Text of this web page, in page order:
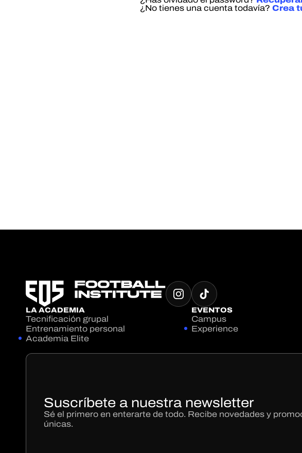
¿No tienes una cuenta todavía? Crea
LA ACADEMIA
Tecnificación grupal
Entrenamiento personal
Academia Elite
EVENTOS
Campus
Experience
Suscríbete a nuestra newsletter
Sé el primero en enterarte de todo. Recibe novedades y
únicas.